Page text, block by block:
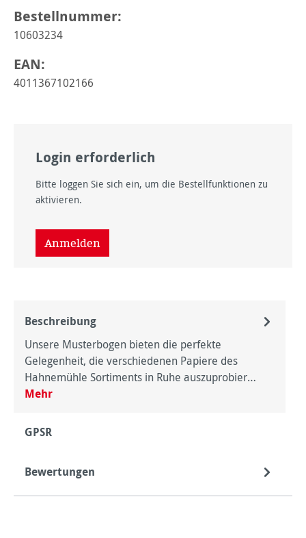
Bestellnummer:
10603234
EAN:
4011367102166
Login erforderlich
Bitte loggen Sie sich ein, um die Bestellfunktionen zu
aktivieren.
Anmelden
Beschreibung
Unsere Musterbogen bieten die perfekte
Gelegenheit, die verschiedenen Papiere des
Hahnemühle Sortiments in Ruhe auszuprobier…
Mehr
GPSR
Bewertungen